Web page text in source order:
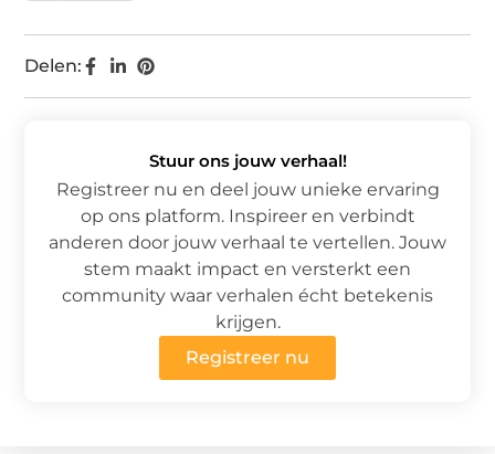
Delen:
Stuur ons jouw verhaal!
Registreer nu en deel jouw unieke ervaring
op ons platform. Inspireer en verbindt
anderen door jouw verhaal te vertellen. Jouw
stem maakt impact en versterkt een
community waar verhalen écht betekenis
krijgen.
Registreer nu